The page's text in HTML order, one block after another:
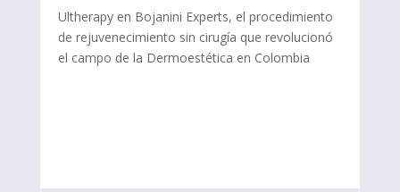
Ultherapy en Bojanini Experts, el procedimiento
de rejuvenecimiento sin cirugía que revolucionó
el campo de la Dermoestética en Colombia